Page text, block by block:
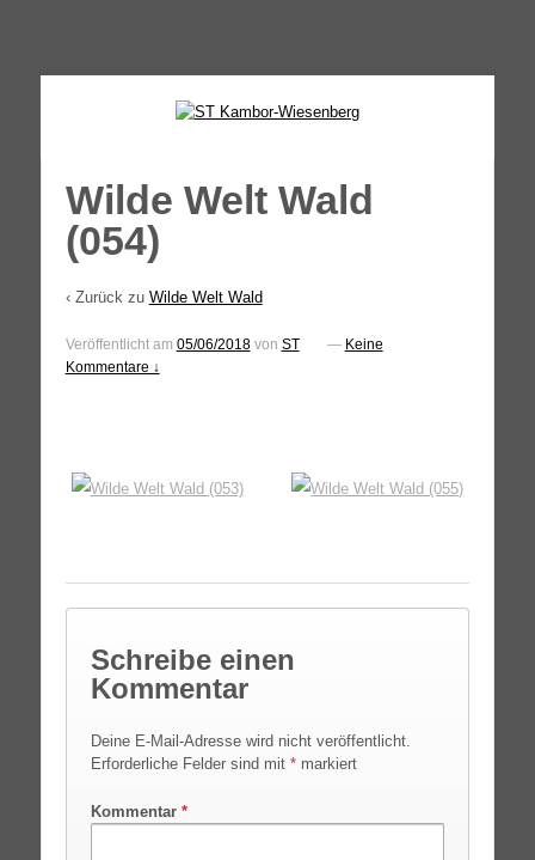
↓
Wilde Welt Wald
(054)
‹ Zurück zu Wilde Welt Wald
Veröffentlicht am 05/06/2018von ST — Keine
Kommentare ↓
Schreibe einen
Kommentar
Deine E-Mail-Adresse wird nicht veröffentlicht.
Erforderliche Felder sind mit *markiert
Kommentar *